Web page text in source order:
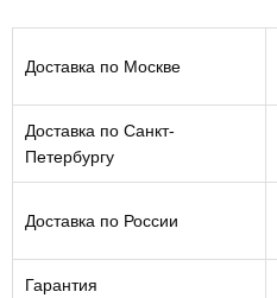
Доставка по Москве
Доставка по Санкт-
Петербургу
Доставка по России
Гарантия